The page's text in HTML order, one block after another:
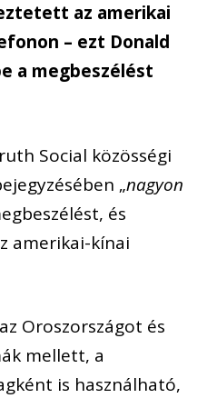
az amerikai
– ezt Donald
a megbeszélést
Social közösségi
„nagyon
és
amerikai-kínai
Oroszországot és
mellett, a
is használható,